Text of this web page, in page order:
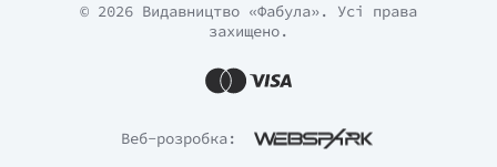
Веб-розробка:
© 2026 Видавництво «Фабула». Усі права
захищено.